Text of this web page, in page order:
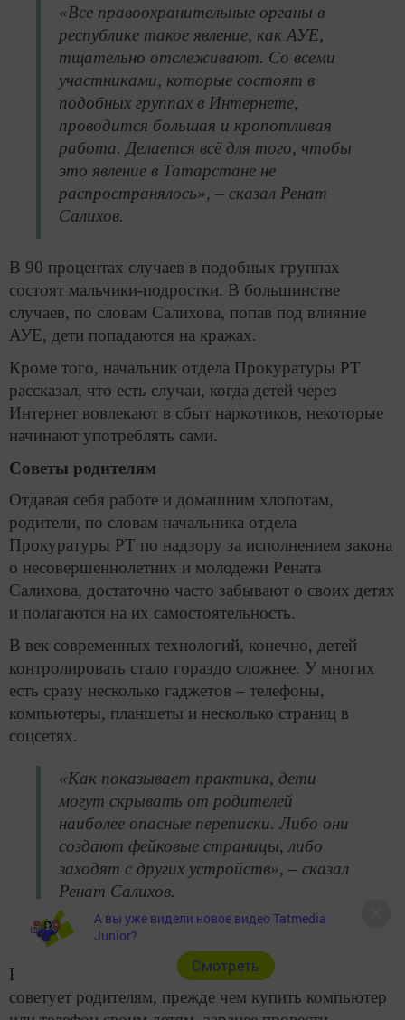
«Все правоохранительные органы в
республике такое явление, как АУЕ,
тщательно отслеживают. Со всеми
участниками, которые состоят в
подобных группах в Интернете,
проводится большая и кропотливая
работа. Делается всё для того, чтобы
это явление в Татарстане не
распространялось», – сказал Ренат
Салихов.
В 90 процентах случаев в подобных группах
состоят мальчики-подростки. В большинстве
случаев, по словам Салихова, попав под влияние
АУЕ, дети попадаются на кражах.
Кроме того, начальник отдела Прокуратуры РТ
рассказал, что есть случаи, когда детей через
Интернет вовлекают в сбыт наркотиков, некоторые
начинают употреблять сами.
Советы родителям
Отдавая себя работе и домашним хлопотам,
родители, по словам начальника отдела
Прокуратуры РТ по надзору за исполнением закона
о несовершеннолетних и молодежи Рената
Салихова, достаточно часто забывают о своих детях
и полагаются на их самостоятельность.
В век современных технологий, конечно, детей
контролировать стало гораздо сложнее. У многих
есть сразу несколько гаджетов – телефоны,
компьютеры, планшеты и несколько страниц в
соцсетях.
«Как показывает практика, дети
могут скрывать от родителей
наиболее опасные переписки. Либо они
создают фейковые страницы, либо
заходят с других устройств», – сказал
Ренат Салихов.
В связи с этим начальник отдела Прокуратуры РТ
советует родителям, прежде чем купить компьютер
А вы уже видели новое видео Tatmedia
Junior?
Cмотреть